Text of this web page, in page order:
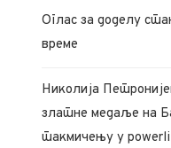
Oглас за доделу
време
Николија
златне медаље на
такмичењу у